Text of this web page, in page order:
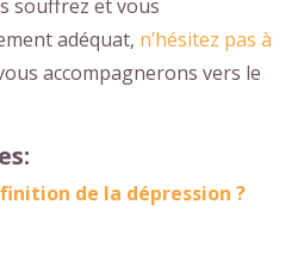
souffrez et vous
adéquat, n’hésitez pas à
accompagnerons vers le
de la dépression ?